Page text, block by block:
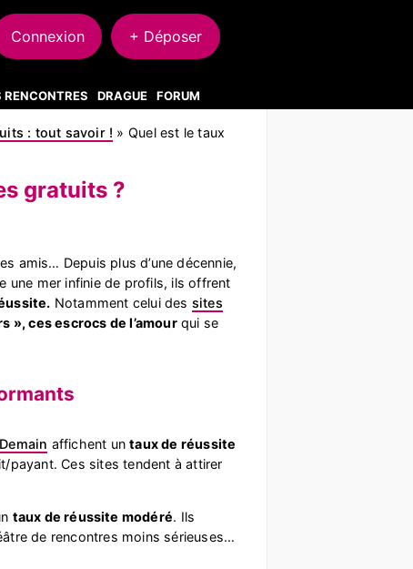
Connexion + Déposer
RENCONTRES DRAGUE FORUM
: tout savoir ! » Quel est le taux
gratuits ?
amis… Depuis plus d’une décennie,
une mer infinie de profils, ils offrent
Notamment celui des sites
», ces escrocs de l’amourqui se
affichent untaux de réussite
payant. Ces sites tendent à attirer
taux de réussite modéré. Ils
de rencontres moins sérieuses…